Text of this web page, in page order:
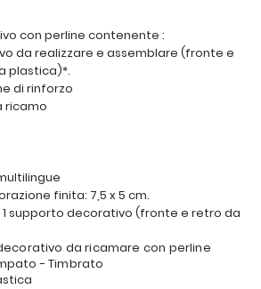
con perline contenente :
da realizzare e assemblare (fronte e
plastica)*.
di rinforzo
ricamo
finita: 7,5 x 5 cm.
supporto decorativo (fronte e retro da
da ricamare con perline
- Timbrato